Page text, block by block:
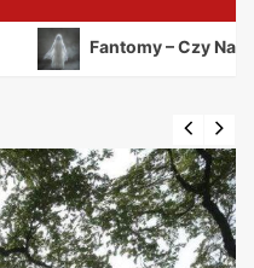
Fantomy – Czy Naprawdę